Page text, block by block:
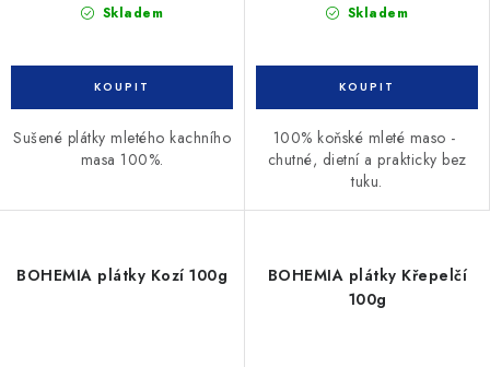
Skladem
Sušené plátky mletého kachního
masa 100%.
Skladem
100% koňské mleté maso -
chutné, dietní a prakticky bez
tuku.
BOHEMIA plátky Kozí 100g
BOHEMIA plátky Křepelčí
100g